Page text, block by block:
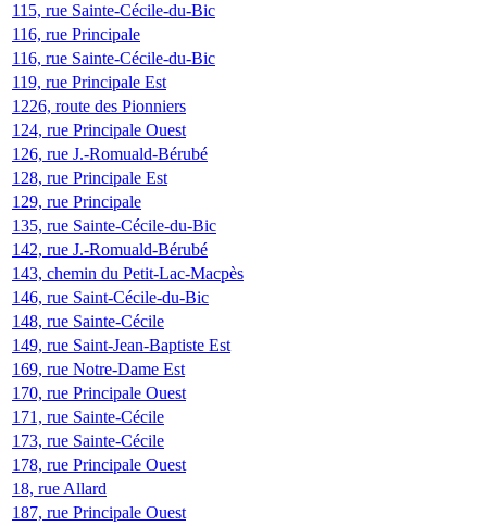
115, rue Sainte-Cécile-du-Bic
116, rue Principale
116, rue Sainte-Cécile-du-Bic
119, rue Principale Est
1226, route des Pionniers
124, rue Principale Ouest
126, rue J.-Romuald-Bérubé
128, rue Principale Est
129, rue Principale
135, rue Sainte-Cécile-du-Bic
142, rue J.-Romuald-Bérubé
143, chemin du Petit-Lac-Macpès
146, rue Saint-Cécile-du-Bic
148, rue Sainte-Cécile
149, rue Saint-Jean-Baptiste Est
169, rue Notre-Dame Est
170, rue Principale Ouest
171, rue Sainte-Cécile
173, rue Sainte-Cécile
178, rue Principale Ouest
18, rue Allard
187, rue Principale Ouest